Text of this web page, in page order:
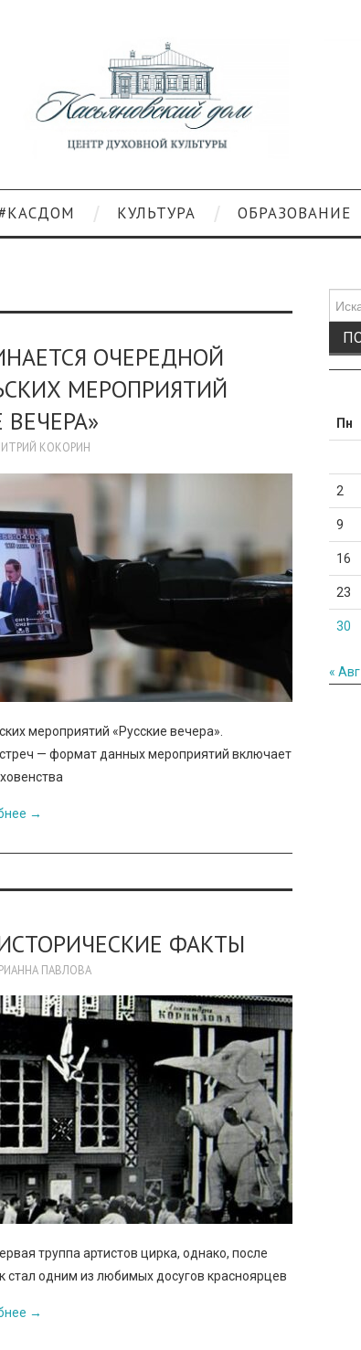
КУЛЬТУРА ОБРАЗОВАНИЕ
ОЧЕРЕДНОЙ
МЕРОПРИЯТИЙ
ВЕЧЕРА»
КОКОРИН
мероприятий «Русские вечера».
— формат данных мероприятий включает
→
ФАКТЫ
ПАВЛОВА
труппа артистов цирка, однако, после
стал одним из любимых досугов красноярцев
→
для:
Пн
2
9
16
23
30
« Авг